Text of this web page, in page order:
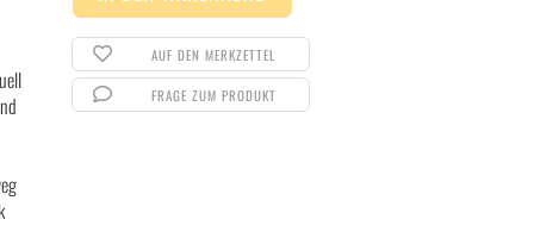
AUF DEN MERKZETTEL
FRAGE ZUM PRODUKT